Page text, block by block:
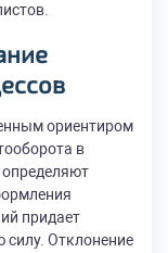
ориентиром
в
придает
Отклонение